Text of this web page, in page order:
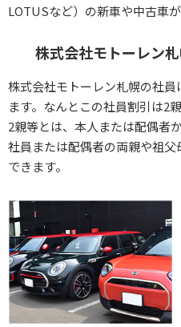
LOTUSなど）の新車や中古車
株式会社モトーレン
株式会社モトーレン札幌の社
ます。なんとこの社員割引は2
2親等とは、本人または配偶者
社員または配偶者の両親や祖
できます。